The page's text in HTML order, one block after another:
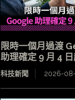
限時一個月過渡
助理確定 9 月 4 日
科技新聞 2026-